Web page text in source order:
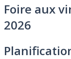
Foire aux
2026